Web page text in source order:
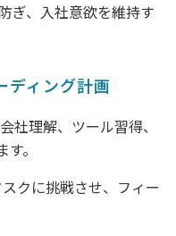
ぎ、入社意欲を維持す
ディング計画
社理解、ツール習得、
。
クに挑戦させ、フィー